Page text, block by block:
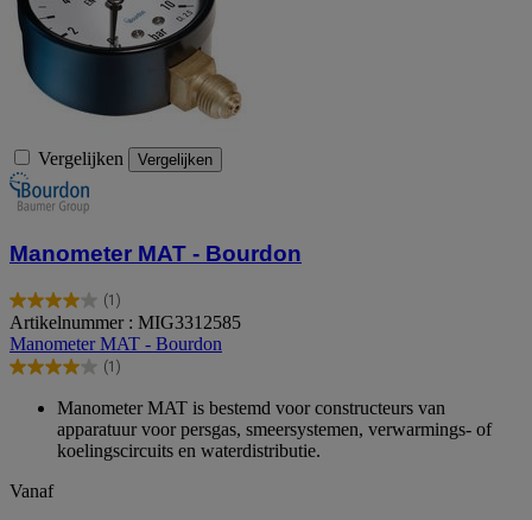
Vergelijken Vergelijken
Manometer MAT - Bourdon
(1)
4.0
van
de
5
beoordeling
Artikelnummer : MIG3312585
Manometer MAT - Bourdon
(1)
4.0
sterren.
1
Manometer MAT is bestemd voor constructeurs van
apparatuur voor persgas, smeersystemen, verwarmings- of
koelingscircuits en waterdistributie.
Vanaf